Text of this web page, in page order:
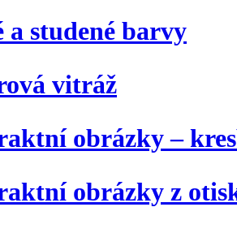
a studené barvy
vitráž
obrázky –
obrázky z